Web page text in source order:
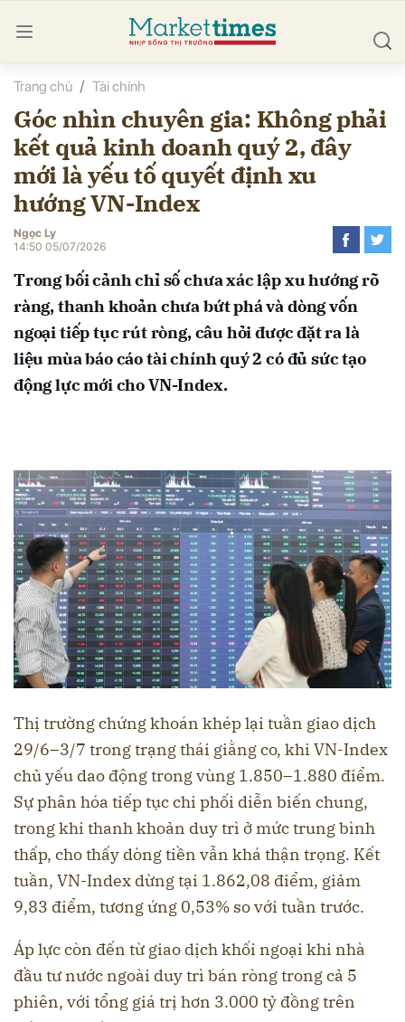
Trang chủ Tài chính
Góc nhìn chuyên gia: Không phải
kết quả kinh doanh quý 2, đây
mới là yếu tố quyết định xu
hướng VN-Index
Ngọc Ly
14:50 05/07/2026
Trong bối cảnh chỉ số chưa xác lập xu hướng rõ
ràng, thanh khoản chưa bứt phá và dòng vốn
ngoại tiếp tục rút ròng, câu hỏi được đặt ra là
liệu mùa báo cáo tài chính quý 2 có đủ sức tạo
động lực mới cho VN-Index.
Thị trường chứng khoán khép lại tuần giao dịch
29/6–3/7 trong trạng thái giằng co, khi VN-Index
chủ yếu dao động trong vùng 1.850–1.880 điểm.
Sự phân hóa tiếp tục chi phối diễn biến chung,
trong khi thanh khoản duy trì ở mức trung bình
thấp, cho thấy dòng tiền vẫn khá thận trọng. Kết
tuần, VN-Index dừng tại 1.862,08 điểm, giảm
9,83 điểm, tương ứng 0,53% so với tuần trước.
Áp lực còn đến từ giao dịch khối ngoại khi nhà
đầu tư nước ngoài duy trì bán ròng trong cả 5
phiên, với tổng giá trị hơn 3.000 tỷ đồng trên
luận